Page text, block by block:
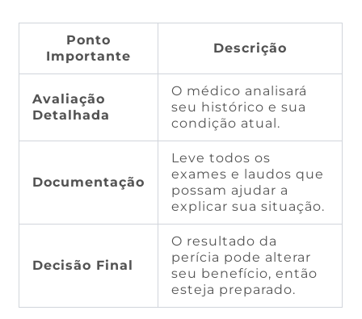
Ponto
Importante
Descrição
Avaliação
Detalhada
O médico analisará
seu histórico e sua
condição atual.
Documentação
Leve todos os
exames e laudos que
possam ajudar a
explicar sua situação.
Decisão Final
O resultado da
perícia pode alterar
seu benefício, então
esteja preparado.